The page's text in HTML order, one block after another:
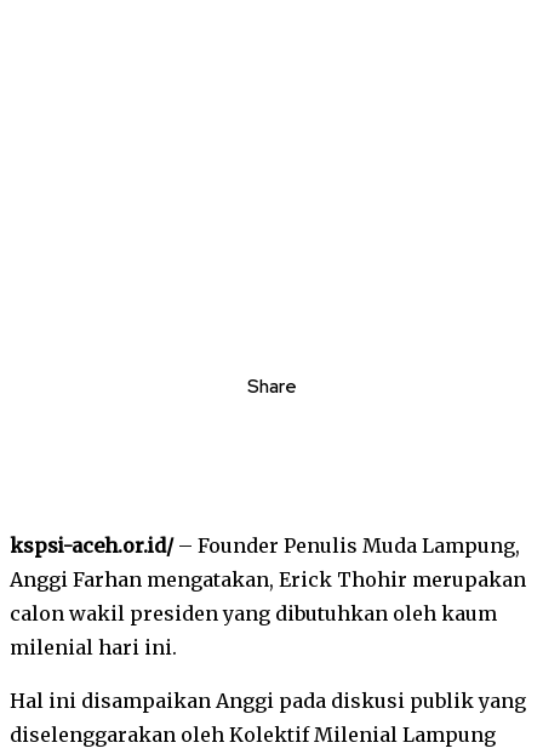
Share
kspsi-aceh.or.id/– Founder Penulis Muda Lampung,
Anggi Farhan mengatakan, Erick Thohir merupakan
calon wakil presiden yang dibutuhkan oleh kaum
milenial hari ini.
Hal ini disampaikan Anggi pada diskusi publik yang
diselenggarakan oleh Kolektif Milenial Lampung